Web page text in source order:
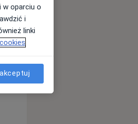
11 Sie
w oparciu o
i
linki